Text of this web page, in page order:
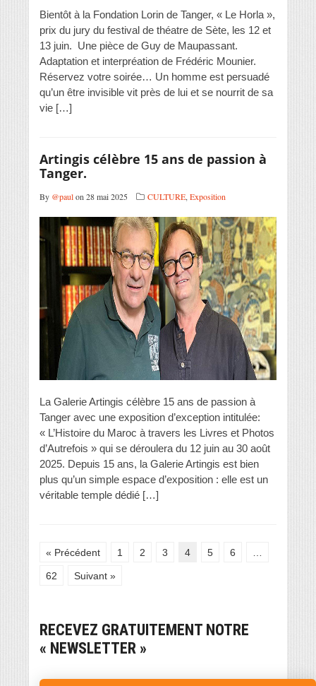
Bientôt à la Fondation Lorin de Tanger, « Le Horla »,
prix du jury du festival de théatre de Sète, les 12 et
13 juin. Une pièce de Guy de Maupassant.
Adaptation et interpréation de Frédéric Mounier.
Réservez votre soirée… Un homme est persuadé
qu’un être invisible vit près de lui et se nourrit de sa
vie […]
Artingis célèbre 15 ans de passion à
Tanger.
By @paulon 28 mai 2025 CULTURE, Exposition
La Galerie Artingis célèbre 15 ans de passion à
Tanger avec une exposition d’exception intitulée:
« L’Histoire du Maroc à travers les Livres et Photos
d’Autrefois » qui se déroulera du 12 juin au 30 août
2025. Depuis 15 ans, la Galerie Artingis est bien
plus qu’un simple espace d’exposition : elle est un
véritable temple dédié […]
« Précédent 1 2 3 4 5 6
62 Suivant »
RECEVEZ GRATUITEMENT NOTRE
« NEWSLETTER »